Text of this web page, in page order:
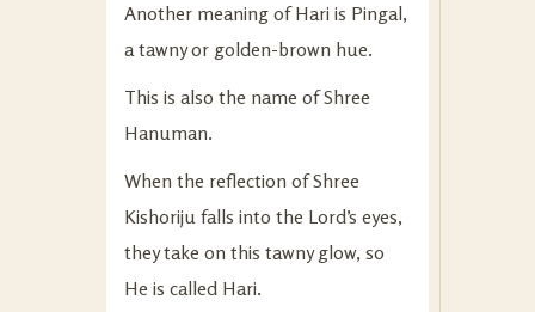
Another meaning of Hari is Pingal,
a tawny or golden-brown hue.
This is also the name of Shree
Hanuman.
When the reflection of Shree
Kishoriju falls into the Lord’s eyes,
they take on this tawny glow, so
He is called Hari.